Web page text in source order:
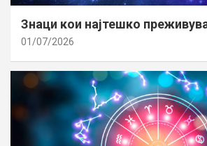
Знаци кои најтешко
01/07/2026